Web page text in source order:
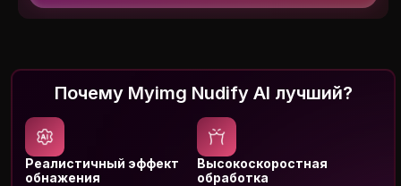
Почему Myimg Nudify AI лучший?
Реалистичный эффект
обнажения
Высокоскоростная
обработка